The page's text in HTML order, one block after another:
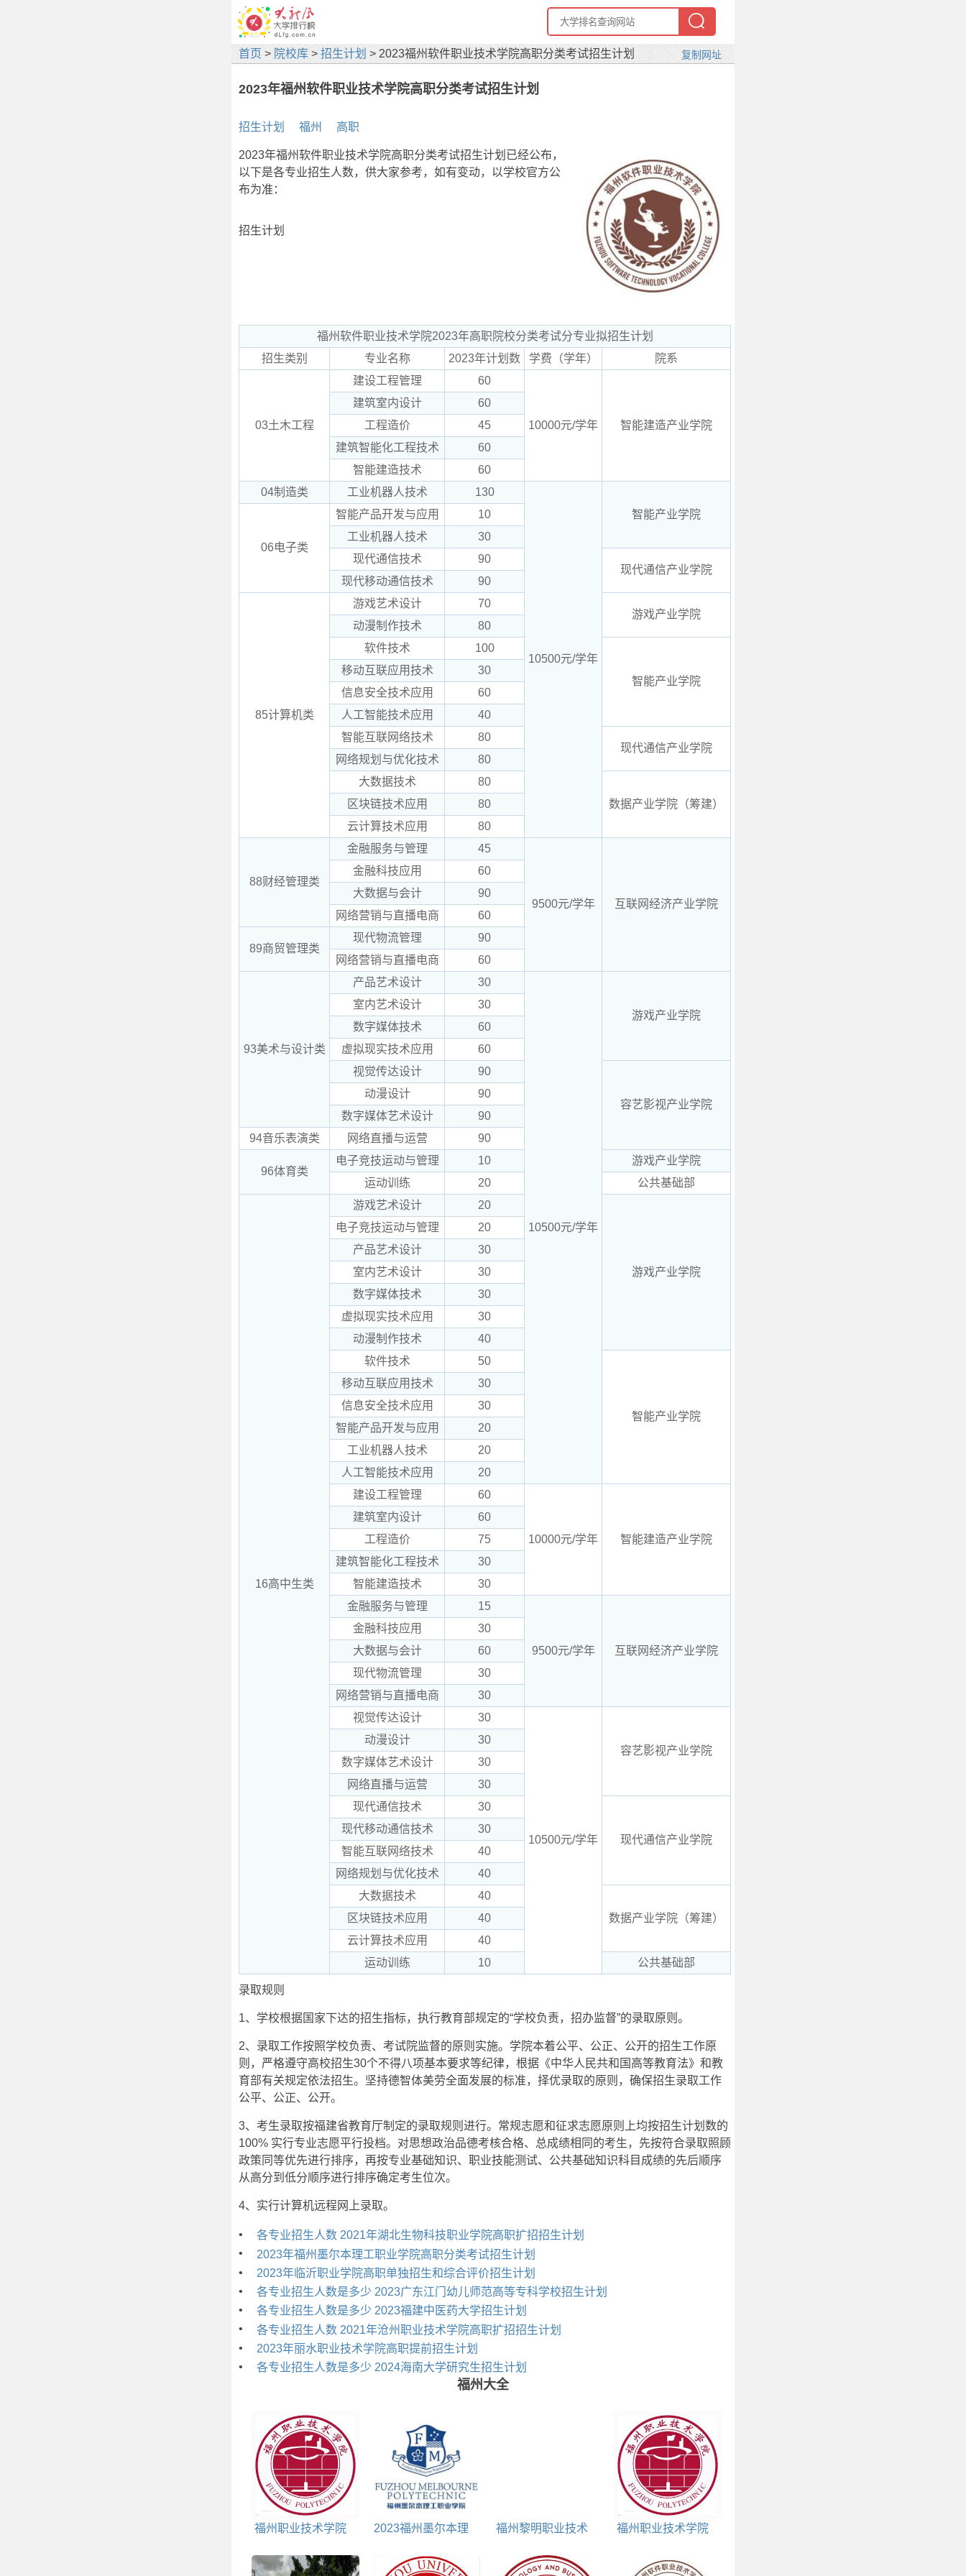
首页 > 院校库 > 招生计划 > 2023福州软件职业技术学院高职分类考试招生计划
2023年福州软件职业技术学院高职分类考试招生计划
招生计划 福州 高职
2023年福州软件职业技术学院高职分类考试招生计划已经公布，
以下是各专业招生人数，供大家参考，如有变动，以学校官方公
布为准：
招生计划
福州软件职业技术学院2023年高职院校分类考试分专业拟招生计划
招生类别
专业名称 2023年计划数 学费（学年） 院系
03土木工程
建设工程管理 60
10000元/学年 智能建造产业学院
建筑室内设计
60
工程造价
45
建筑智能化工程技术
60
智能建造技术
60
04制造类
工业机器人技术 130
10500元/学年
智能产业学院
06电子类
智能产品开发与应用
10
工业机器人技术
30
现代通信技术
90
现代通信产业学院
现代移动通信技术
90
85计算机类
游戏艺术设计
70
游戏产业学院
动漫制作技术
80
软件技术
100
智能产业学院
移动互联应用技术
30
信息安全技术应用
60
人工智能技术应用
40
智能互联网络技术
80
现代通信产业学院
网络规划与优化技术
80
大数据技术
80
数据产业学院（筹建）
区块链技术应用
80
云计算技术应用
80
88财经管理类
金融服务与管理 45
9500元/学年 互联网经济产业学院
金融科技应用
60
大数据与会计
90
网络营销与直播电商
60
89商贸管理类
现代物流管理
90
网络营销与直播电商
60
93美术与设计类
产品艺术设计 30
10500元/学年
游戏产业学院
室内艺术设计
30
数字媒体技术
60
虚拟现实技术应用
60
视觉传达设计
90
容艺影视产业学院
动漫设计
90
数字媒体艺术设计
90
94音乐表演类
网络直播与运营 90
96体育类
电子竞技运动与管理 10
游戏产业学院
运动训练
20 公共基础部
16高中生类
游戏艺术设计 20
游戏产业学院
电子竞技运动与管理
20
产品艺术设计
30
室内艺术设计
30
数字媒体技术
30
虚拟现实技术应用
30
动漫制作技术
40
软件技术
50
智能产业学院
移动互联应用技术
30
信息安全技术应用
30
智能产品开发与应用
20
工业机器人技术
20
人工智能技术应用
20
建设工程管理
60
10000元/学年 智能建造产业学院
建筑室内设计
60
工程造价
75
建筑智能化工程技术
30
智能建造技术
30
金融服务与管理
15
9500元/学年 互联网经济产业学院
金融科技应用
30
大数据与会计
60
现代物流管理
30
网络营销与直播电商
30
视觉传达设计
30
10500元/学年
容艺影视产业学院
动漫设计
30
数字媒体艺术设计
30
网络直播与运营
30
现代通信技术
30
现代通信产业学院
现代移动通信技术
30
智能互联网络技术
40
网络规划与优化技术
40
大数据技术
40
数据产业学院（筹建）
区块链技术应用
40
云计算技术应用
40
运动训练
10 公共基础部
录取规则
1、学校根据国家下达的招生指标，执行教育部规定的“学校负责，招办监督”的录取原则。
2、录取工作按照学校负责、考试院监督的原则实施。学院本着公平、公正、公开的招生工作原
则，严格遵守高校招生30个不得八项基本要求等纪律，根据《中华人民共和国高等教育法》和教
育部有关规定依法招生。坚持德智体美劳全面发展的标准，择优录取的原则，确保招生录取工作
公平、公正、公开。
3、考生录取按福建省教育厅制定的录取规则进行。常规志愿和征求志愿原则上均按招生计划数的
100% 实行专业志愿平行投档。对思想政治品德考核合格、总成绩相同的考生，先按符合录取照顾
政策同等优先进行排序，再按专业基础知识、职业技能测试、公共基础知识科目成绩的先后顺序
从高分到低分顺序进行排序确定考生位次。
4、实行计算机远程网上录取。
•
各专业招生人数 2021年湖北生物科技职业学院高职扩招招生计划
•
2023年福州墨尔本理工职业学院高职分类考试招生计划
•
2023年临沂职业学院高职单独招生和综合评价招生计划
•
各专业招生人数是多少 2023广东江门幼儿师范高等专科学校招生计划
•
各专业招生人数是多少 2023福建中医药大学招生计划
•
各专业招生人数 2021年沧州职业技术学院高职扩招招生计划
•
2023年丽水职业技术学院高职提前招生计划
•
各专业招生人数是多少 2024海南大学研究生招生计划
福州大全
福州职业技术学院
2023福州墨尔本理
福州黎明职业技术
大学
福州职业技术学院